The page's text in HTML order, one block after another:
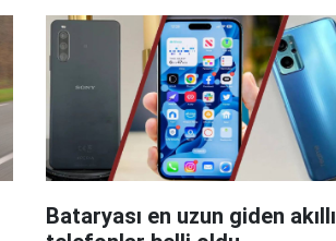
Bataryası en uzun giden akıllı